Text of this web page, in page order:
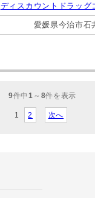
ディスカウントドラッグ
愛媛県今治市石
9件中 1 ～ 8件を表示
1 2 次へ